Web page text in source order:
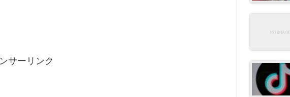
サーリンク